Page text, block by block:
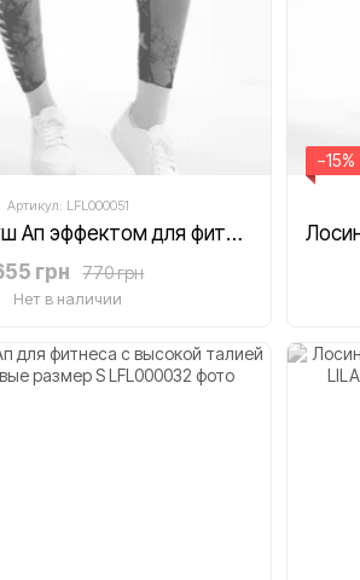
Артикул: LFL000051
Лосины с Пуш Ап эффектом для фитнеса с высокой талией LILAFIT коричневые с сеточкой размер S
770 грн
грн
Нет в наличии
−15%